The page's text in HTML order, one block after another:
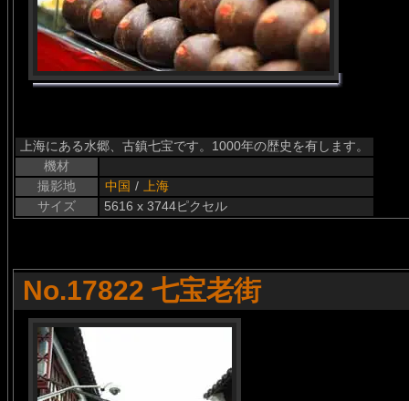
上海にある水郷、古鎮七宝です。1000年の歴史を有します。
機材
撮影地
中国 /
上海
サイズ
5616 x 3744ピクセル
No.17822 七宝老街